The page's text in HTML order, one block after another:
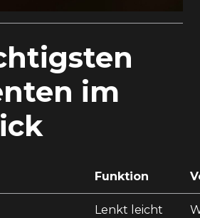
im
Funktion
Lenkt leicht